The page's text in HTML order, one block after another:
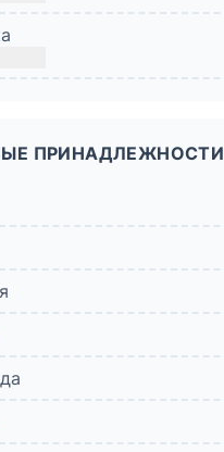
ПРИНАДЛЕЖНОСТИ